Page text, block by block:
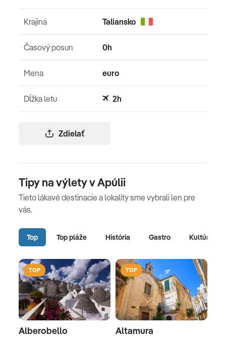
Zdielať
Krajina Taliansko
Časový posun 0h
Mena euro
Dĺžka letu 2h
Tipy na výlety v Apúlii
Tieto lákavé destinacie a lokality sme vybrali len pre
vás.
Top Top pláže História Gastro Kultúra
TOP
Alberobello
TOP
Altamura